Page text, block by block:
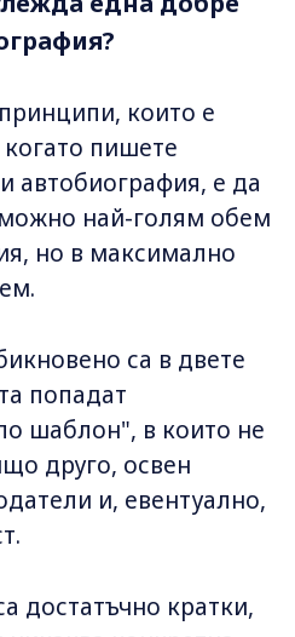
които е
пишете
автобиография, е да
най-голям обем
но в максимално
са в двете
попадат
шаблон", в които не
друго, освен
и, евентуално,
достатъчно кратки,